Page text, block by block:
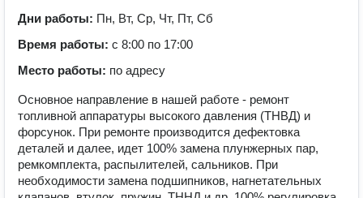
Дни работы: Пн, Вт, Ср, Чт, Пт, Сб
Время работы: с 8:00 по 17:00
Место работы: по адресу
Основное направление в нашей работе - ремонт
топливной аппаратуры высокого давления (ТНВД) и
форсунок. При ремонте производится дефектовка
деталей и далее, идет 100% замена плунжерных пар,
ремкомплекта, распылителей, сальников. При
необходимости замена подшипников, нагнетательных